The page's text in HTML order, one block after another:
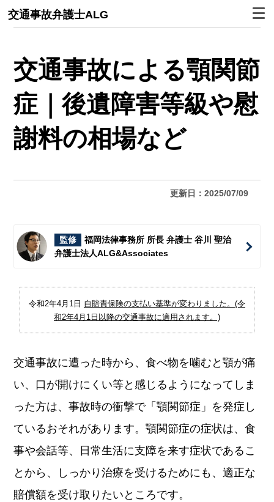
交通事故弁護士ALG
交通事故による顎関節
症｜後遺障害等級や慰
謝料の相場など
更新日：2025/07/09
監修
福岡法律事務所 所長 弁護士 谷川 聖治
弁護士法人ALG&Associates
令和2年4月1日 自賠責保険の支払い基準が変わりました。(令
和2年4月1日以降の交通事故に適用されます。)
交通事故に遭った時から、食べ物を噛むと顎が痛
い、口が開けにくい等と感じるようになってしま
った方は、事故時の衝撃で「顎関節症」を発症し
ているおそれがあります。顎関節症の症状は、食
事や会話等、日常生活に支障を来す症状であるこ
とから、しっかり治療を受けるためにも、適正な
賠償額を受け取りたいところです。